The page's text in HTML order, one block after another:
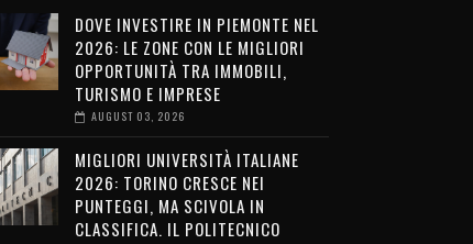
DOVE INVESTIRE IN PIEMONTE NEL
2026: LE ZONE CON LE MIGLIORI
OPPORTUNITÀ TRA IMMOBILI,
TURISMO E IMPRESE
AUGUST 03, 2026
MIGLIORI UNIVERSITÀ ITALIANE
2026: TORINO CRESCE NEI
PUNTEGGI, MA SCIVOLA IN
CLASSIFICA. IL POLITECNICO